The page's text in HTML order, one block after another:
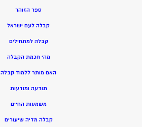
ספר הזוהר
קבלה לעם ישראל
קבלה למתחילים
מהי חכמת הקבלה
האם מותר ללמוד קבלה
תודעה ומודעות
משמעות החיים
קבלה מדיה שיעורים